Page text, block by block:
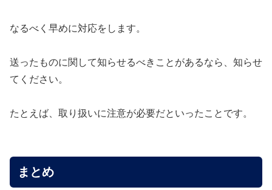
なるべく早めに対応をします。
送ったものに関して知らせるべきことがあるなら、知らせ
てください。
たとえば、取り扱いに注意が必要だといったことです。
まとめ